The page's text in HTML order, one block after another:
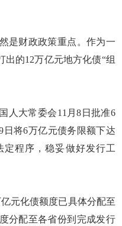
财政政策重点。作为一
出的12万亿元地方化债“组
大常委会11月8日批准6
将6万亿元债务限额下达
程序，稳妥做好发行工
元化债额度已具体分配至
分配至各省份到完成发行